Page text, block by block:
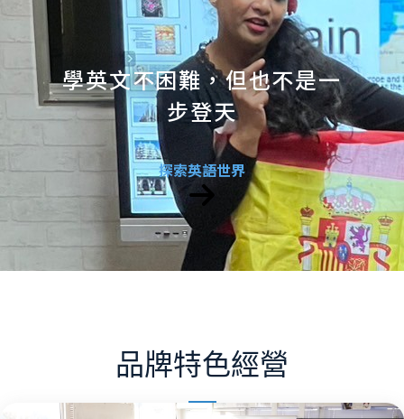
學英文不困難，但也不是一
步登天
探索英語世界
品牌特色經營